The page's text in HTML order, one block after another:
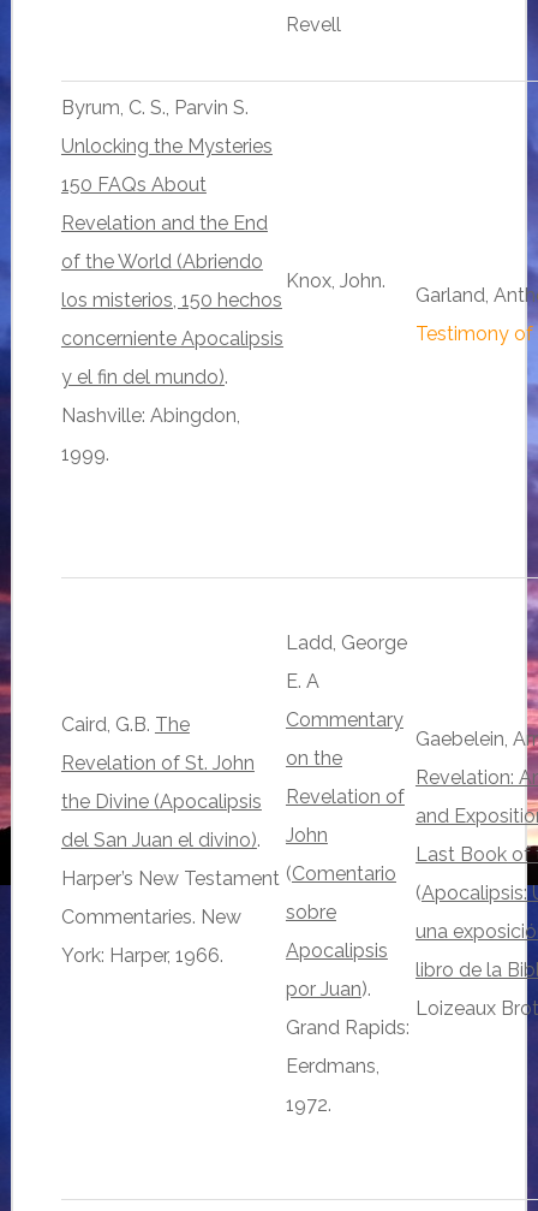
Revell
Byrum, C. S., Parvin S.
Unlocking the Mysteries
150 FAQs About
Revelation and the End
of the World (Abriendo
los misterios, 150 hechos
concerniente Apocalipsis
y el fin del mundo).
Nashville: Abingdon,
1999.
Knox, John.
Garland,
Testimony of
Caird, G.B. The
Revelation of St. John
the Divine (Apocalipsis
del San Juan el divino).
Harper’s New Testament
Commentaries. New
York: Harper, 1966.
Ladd, George
E. A
Commentary
on the
Revelation of
John
(Comentario
sobre
Apocalipsis
por Juan).
Grand Rapids:
Eerdmans,
1972.
Gaebelein,
Revelation:
and
Last Book of
(Apocalipsis:
una
libro de la
Loizeaux